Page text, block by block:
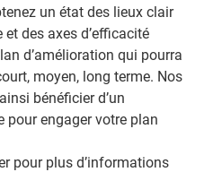
un état des lieux clair
des axes d’efficacité
d’amélioration qui pourra
moyen, long terme. Nos
bénéficier d’un
pour engager votre plan
pour plus d’informations